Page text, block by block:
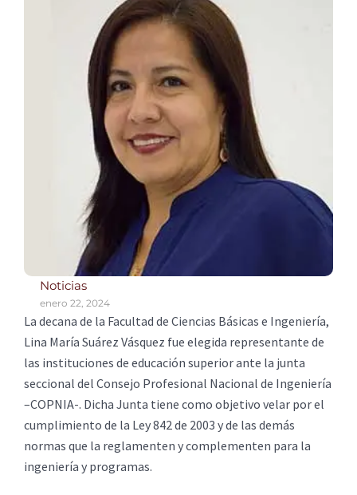
Noticias
enero 22, 2024
La decana de la Facultad de Ciencias Básicas e Ingeniería,
Lina María Suárez Vásquez fue elegida representante de
las instituciones de educación superior ante la junta
seccional del Consejo Profesional Nacional de Ingeniería
–COPNIA-. Dicha Junta tiene como objetivo velar por el
cumplimiento de la Ley 842 de 2003 y de las demás
normas que la reglamenten y complementen para la
ingeniería y programas.